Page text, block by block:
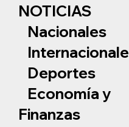
NOTICIAS
Nacionales
Deportes
Economía y
Finanzas